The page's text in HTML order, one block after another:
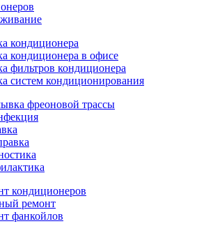
кондиционера
кондиционера в офисе
фильтров кондиционера
систем кондиционирования
фреоновой трассы
кондиционеров
ремонт
фанкойлов